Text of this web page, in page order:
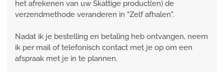
het afrekenen van uw Skattige product(en) de
verzendmethode veranderen in "Zelf afhalen".
Nadat ik je bestelling en betaling heb ontvangen, neem
ik per mail of telefonisch contact met je op om een
afspraak met je in te plannen.